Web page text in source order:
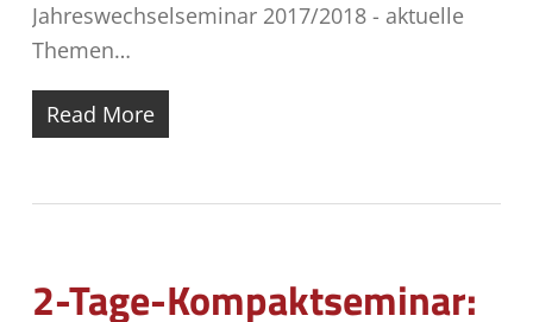
Jahreswechselseminar 2017/2018 - aktuelle
Themen…
Read More
2-Tage-Kompaktseminar: